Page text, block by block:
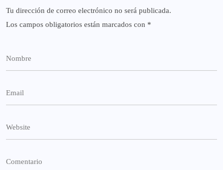
Tu dirección de correo electrónico no será publicada.
Los campos obligatorios están marcados con *